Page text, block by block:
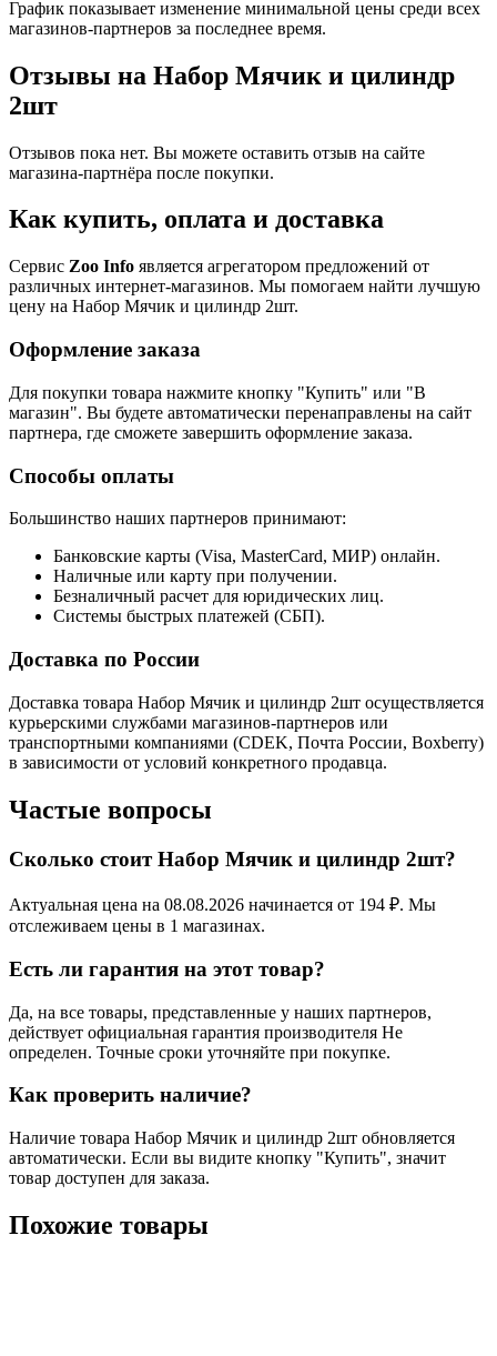
График показывает изменение минимальной цены среди всех
магазинов-партнеров за последнее время.
Отзывы на Набор Мячик и цилиндр
2шт
Отзывов пока нет. Вы можете оставить отзыв на сайте
магазина-партнёра после покупки.
Как купить, оплата и доставка
Сервис Zoo Info является агрегатором предложений от
различных интернет-магазинов. Мы помогаем найти лучшую
цену на Набор Мячик и цилиндр 2шт.
Оформление заказа
Для покупки товара нажмите кнопку "Купить" или "В
магазин". Вы будете автоматически перенаправлены на сайт
партнера, где сможете завершить оформление заказа.
Способы оплаты
Большинство наших партнеров принимают:
Банковские карты (Visa, MasterCard, МИР) онлайн.
Наличные или карту при получении.
Безналичный расчет для юридических лиц.
Системы быстрых платежей (СБП).
Доставка по России
Доставка товара Набор Мячик и цилиндр 2шт осуществляется
курьерскими службами магазинов-партнеров или
транспортными компаниями (CDEK, Почта России, Boxberry)
в зависимости от условий конкретного продавца.
Частые вопросы
Сколько стоит Набор Мячик и цилиндр 2шт?
Актуальная цена на 08.08.2026 начинается от 194 ₽. Мы
отслеживаем цены в 1 магазинах.
Есть ли гарантия на этот товар?
Да, на все товары, представленные у наших партнеров,
действует официальная гарантия производителя Не
определен. Точные сроки уточняйте при покупке.
Как проверить наличие?
Наличие товара Набор Мячик и цилиндр 2шт обновляется
автоматически. Если вы видите кнопку "Купить", значит
товар доступен для заказа.
Похожие товары